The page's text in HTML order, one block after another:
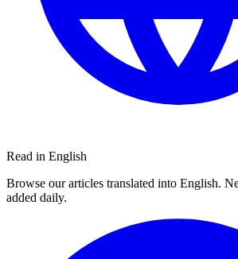
Read in English
Browse our articles translated into English.
added daily.